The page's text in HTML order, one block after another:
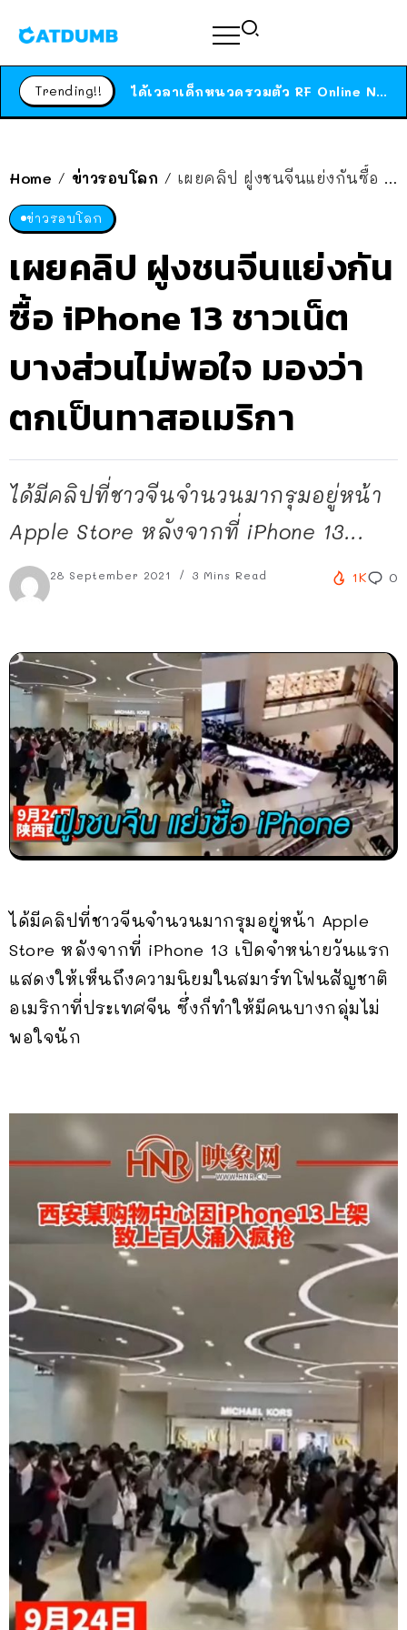
Trending!! ได้เวลาเด็กหนวดรวมตัว RF Online Next เปิดให้เล่นแล้ว เกม Sci-Fi MMORPG ระดับตำนาน เล่นได้ทั้งมือถือและ PC
Home / ข่าวรอบโลก / เผยคลิป ฝูงชนจีนแย่งกันซื้อ iPhone 13 ชาวเน็ตบางส่วนไม่พอใจ มองว่าตกเป็นทาสอเมริกา
ข่าวรอบโลก
เผยคลิป ฝูงชนจีนแย่งกัน
ซื้อ iPhone 13 ชาวเน็ต
บางส่วนไม่พอใจ มองว่า
ตกเป็นทาสอเมริกา
ได้มีคลิปที่ชาวจีนจำนวนมากรุมอยู่หน้า
Apple Store หลังจากที่ iPhone 13...
28 September 2021 3 Mins Read 1K 0
ได้มีคลิปที่ชาวจีนจำนวนมากรุมอยู่หน้า Apple
Store หลังจากที่ iPhone 13 เปิดจำหน่ายวันแรก
แสดงให้เห็นถึงความนิยมในสมาร์ทโฟนสัญชาติ
อเมริกาที่ประเทศจีน ซึ่งก็ทำให้มีคนบางกลุ่มไม่
พอใจนัก